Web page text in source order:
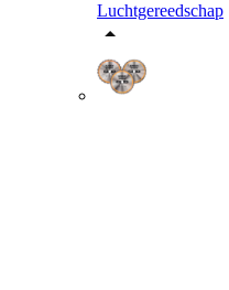
Luchtgereedschap